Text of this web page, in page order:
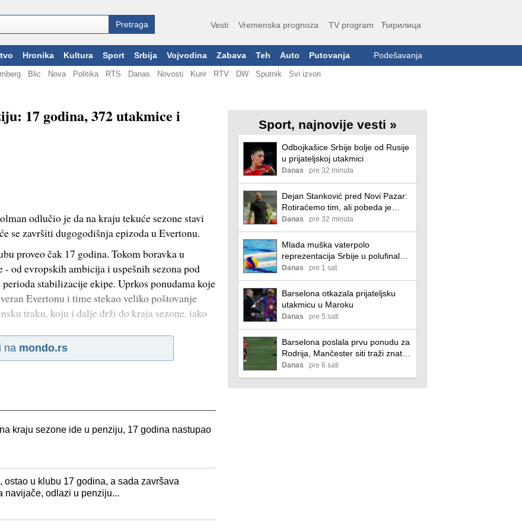
Vesti Vremenska prognoza TV program Ћирилица
Hronika Kultura Sport Srbija Vojvodina Zabava Teh Auto Putovanja Podešavanja
Blic Nova Politika RTS Danas Novosti Kurir RTV DW Sputnik Svi izvori
17 godina, 372 utakmice i
odlučio je da na kraju tekuće sezone stavi
se završiti dugogodišnja epizoda u Evertonu.
proveo čak 17 godina. Tokom boravka u
od evropskih ambicija i uspešnih sezona pod
stabilizacije ekipe. Uprkos ponudama koje
Evertonu i time stekao veliko poštovanje
traku, koju i dalje drži do kraja sezone, iako
na mondo.rs
kraju sezone ide u penziju, 17 godina nastupao
ostao u klubu 17 godina, a sada završava
navijače, odlazi u penziju...
Sport, najnovije vesti »
Odbojkašice Srbije bolje od Rusije
u prijateljskoj utakmici
Danas pre 32 minuta
Dejan Stanković pred Novi Pazar:
Rotiraćemo tim, ali pobeda je
imperativ
Danas pre 32 minuta
Mlada muška vaterpolo
reprezentacija Srbije u polufinalu
Svetskog prvenstva
Danas pre 1 sat
Barselona otkazala prijateljsku
utakmicu u Maroku
Danas pre 5 sati
Barselona poslala prvu ponudu za
Rodrija, Mančester siti traži znatno
više
Danas pre 6 sati